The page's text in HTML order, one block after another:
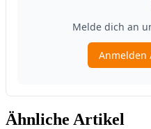
Ähnliche Artikel